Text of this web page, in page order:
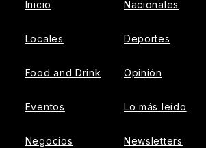
Inicio
Locales
Food and Drink
Eventos
Negocios
Nacionales
Deportes
Opinión
Lo más leído
Newsletters